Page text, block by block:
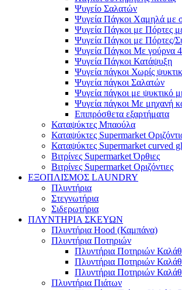
Ψυγείο Σαλατών
Ψυγεία Πάγκοι Χαμηλά με
Ψυγεία Πάγκοι με Πόρτες
Ψυγεία Πάγκοι με Πόρτες/
Ψυγεία Πάγκοι Με γούρνα
Ψυγεία Πάγκοι Κατάψυξη
Ψυγεία πάγκοι Χωρίς
Ψυγεία πάγκοι Σαλατών
Ψυγεία πάγκοι με ψυκτικό
Ψυγεία πάγκοι Με μηχανή
Επιπρόσθετα εξαρτήματα
Καταψύκτες Μπαούλα
Καταψύκτες Supermarket
Καταψύκτες Supermarket curved
Βιτρίνες Supermarket Όρθιες
Βιτρίνες Supermarket Οριζόντιες
ΕΞΟΠΛΙΣΜΟΣ LAUNDRY
Πλυντήρια
Στεγνωτήρια
Σιδερωτήρια
ΠΛΥΝΤΗΡΙΑ ΣΚΕΥΩΝ
Πλυντήρια Hood (Καμπάνα)
Πλυντήρια Ποτηριών
Πλυντήρια Ποτηριών
Πλυντήρια Ποτηριών
Πλυντήρια Ποτηριών
Πλυντήρια Πιάτων